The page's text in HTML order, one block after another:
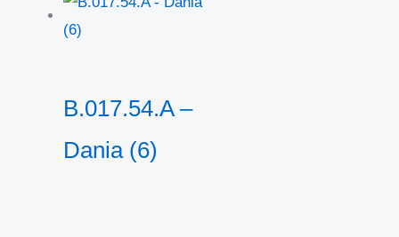
B.017.54.A –
Dania (6)